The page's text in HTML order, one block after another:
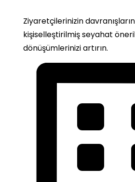
Ziyaretçilerinizin
kişiselleştirilmiş seyahat
dönüşümlerinizi artırın.